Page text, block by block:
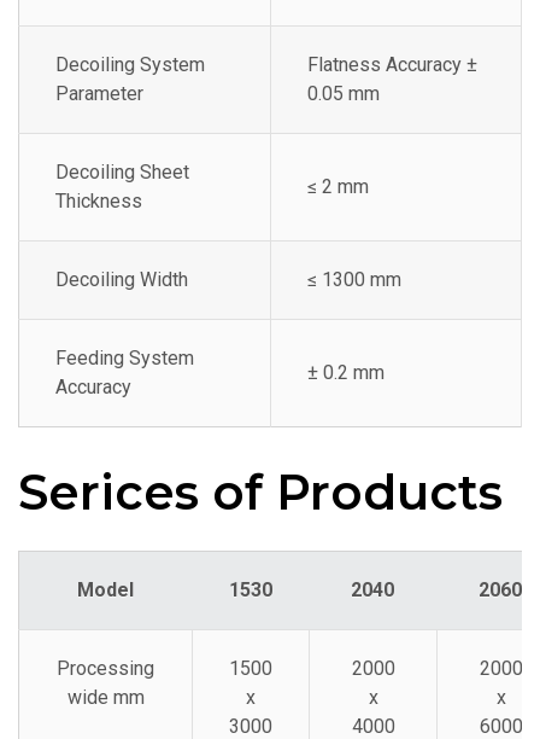
Decoiling System
Parameter
Flatness Accuracy ±
0.05 mm
Decoiling Sheet
Thickness
≤ 2 mm
Decoiling Width ≤ 1300 mm
Feeding System
Accuracy
± 0.2 mm
Serices of Products
Model 1530 2040 2060
Processing
wide mm
1500
x
3000
2000
x
4000
2000
x
6000